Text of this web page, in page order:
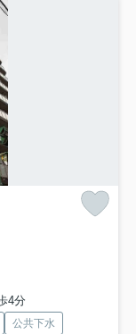
4分
公共下水